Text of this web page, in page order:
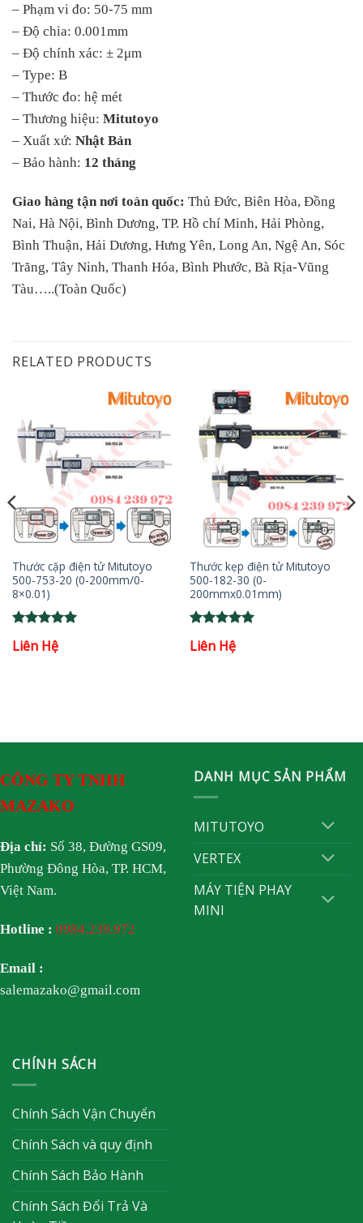
– Phạm vi đo: 50-75 mm
– Độ chia: 0.001mm
– Độ chính xác: ± 2μm
– Type: B
– Thước đo: hệ mét
– Thương hiệu: Mitutoyo
– Xuất xứ: Nhật Bản
– Bảo hành: 12 tháng
Giao hàng tận nơi toàn quốc: Thủ Đức, Biên Hòa, Đồng
Nai, Hà Nội, Bình Dương, TP. Hồ chí Minh, Hải Phòng,
Bình Thuận, Hải Dương, Hưng Yên, Long An, Ngệ An, Sóc
Trăng, Tây Ninh, Thanh Hóa, Bình Phước, Bà Rịa-Vũng
Tàu…..(Toàn Quốc)
RELATED PRODUCTS
Thước cặp điện tử Mitutoyo
500-753-20 (0-200mm/0-
8×0.01)
out of 5
Liên Hệ
Thước kẹp điện tử Mitutoyo
500-182-30 (0-
200mmx0.01mm)
out of 5
Liên Hệ
CÔNG TY TNHH
MAZAKO
Địa chỉ: Số 38, Đường GS09,
Phường Đông Hòa, TP. HCM,
Việt Nam.
Hotline : 0984.239.972
Email :
salemazako@gmail.com
DANH MỤC SẢN PHẨM
MITUTOYO
VERTEX
MÁY TIỆN PHAY
MINI
CHÍNH SÁCH
Chính Sách Vận Chuyển
Chính Sách và quy định
Chính Sách Bảo Hành
Chính Sách Đổi Trả Và